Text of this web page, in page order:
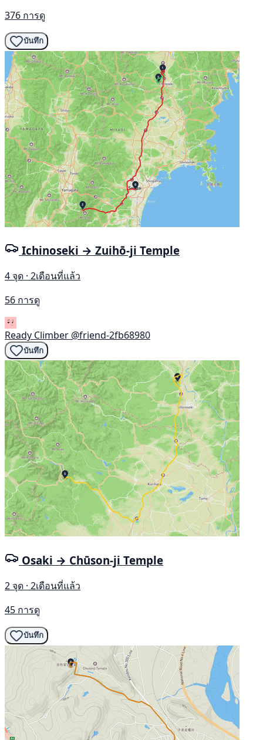
376 การดู
บันทึก
Ichinoseki → Zuihō-ji Temple
4 จุด · 2เดือนที่แล้ว
56 การดู
Ready Climber @friend-2fb68980
บันทึก
Osaki → Chūson-ji Temple
2 จุด · 2เดือนที่แล้ว
45 การดู
บันทึก